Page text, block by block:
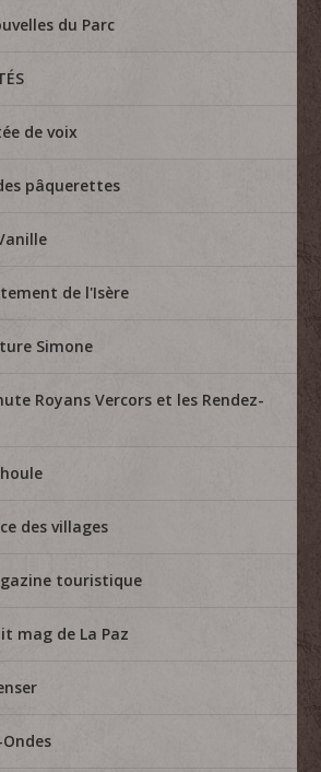
du Parc
de voix
pâquerettes
de l'Isère
Simone
Royans Vercors et les Rendez-
des villages
touristique
mag de La Paz